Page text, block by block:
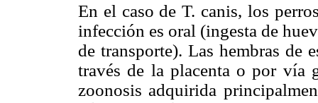
En el caso de T. canis, los
infección es oral (ingesta de
de transporte). Las hembras de
través de la placenta o por vía
zoonosis adquirida